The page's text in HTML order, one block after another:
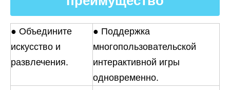
● Объедините
искусство и
развлечения.
● Поддержка
многопользовательской
интерактивной игры
одновременно.